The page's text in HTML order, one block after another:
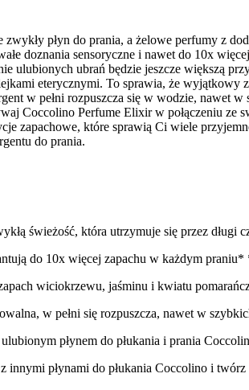
płyn do prania, a żelowe perfumy z
doznania sensoryczne i nawet do 10x
ubrań będzie jeszcze większą
eterycznymi. To sprawia, że wyjątkowy
w pełni rozpuszcza się w wodzie, nawet
Coccolino Perfume Elixir w połączeniu ze
zapachowe, które sprawią Ci wiele
do prania.
świeżość, która utrzymuje się przez długi
do 10x więcej zapachu w każdym
wiciokrzewu, jaśminu i kwiatu
w pełni się rozpuszcza, nawet w
płynem do płukania i prania
płynami do płukania Coccolino i